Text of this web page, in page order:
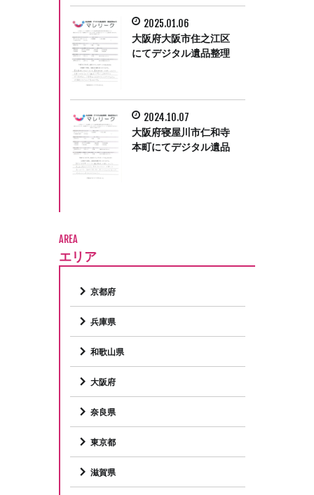
2025.01.06
大阪府大阪市住之江区
にてデジタル遺品整理
2024.10.07
大阪府寝屋川市仁和寺
本町にてデジタル遺品
AREA
エリア
京都府
兵庫県
和歌山県
大阪府
奈良県
東京都
滋賀県